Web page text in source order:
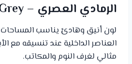
الرمادي العصري – Modern Grey
لون أنيق وهادئ يناسب المساحات
العناصر الداخلية عند تنسيقه مع
مثالي لغرف النوم والمكاتب.